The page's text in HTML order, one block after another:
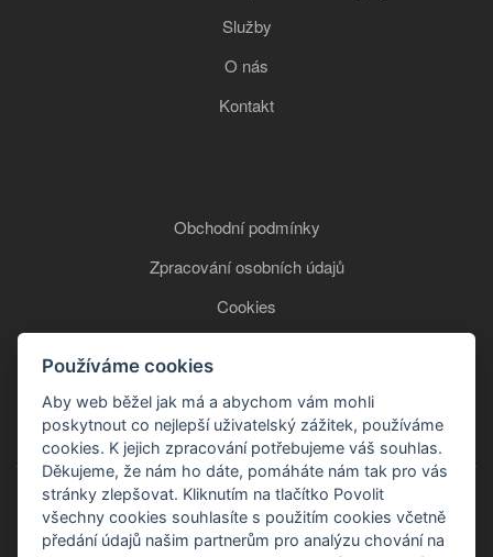
Služby
O nás
Kontakt
Obchodní podmínky
Zpracování osobních údajů
Cookies
+420 777 850 465
Používáme cookies
Aby web běžel jak má a abychom vám mohli
poskytnout co nejlepší uživatelský zážitek, používáme
cookies. K jejich zpracování potřebujeme váš souhlas.
Děkujeme, že nám ho dáte, pomáháte nám tak pro vás
stránky zlepšovat. Kliknutím na tlačítko Povolit
všechny cookies souhlasíte s použitím cookies včetně
předání údajů našim partnerům pro analýzu chování na